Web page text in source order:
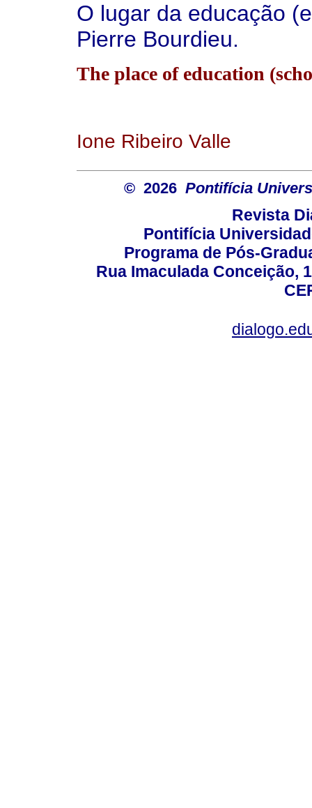
O lugar da educação
Pierre Bourdieu.
The place of education
Ione Ribeiro Valle
© 2026 Pontifícia
Revista
Pontifícia
Programa de Pós-
Rua Imaculada Conceição,